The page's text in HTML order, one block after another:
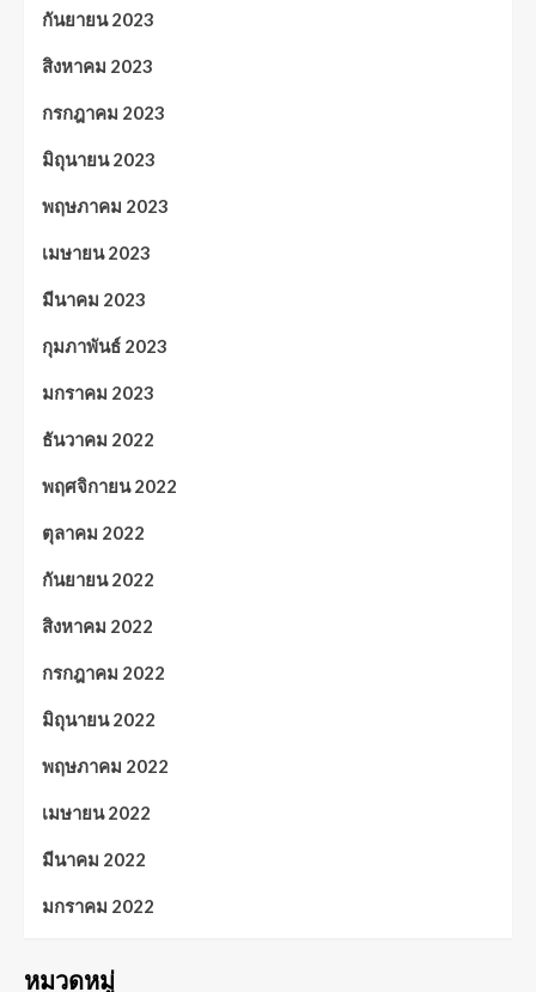
กันยายน 2023
สิงหาคม 2023
กรกฎาคม 2023
มิถุนายน 2023
พฤษภาคม 2023
เมษายน 2023
มีนาคม 2023
กุมภาพันธ์ 2023
มกราคม 2023
ธันวาคม 2022
พฤศจิกายน 2022
ตุลาคม 2022
กันยายน 2022
สิงหาคม 2022
กรกฎาคม 2022
มิถุนายน 2022
พฤษภาคม 2022
เมษายน 2022
มีนาคม 2022
มกราคม 2022
หมวดหมู่